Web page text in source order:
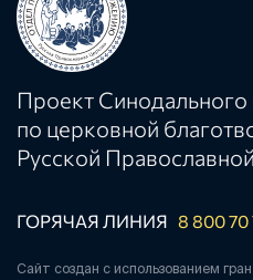
Проект Синодального
по церковной
Русской
ГОРЯЧАЯ ЛИНИЯ 8 800 70
Сайт создан с использованием